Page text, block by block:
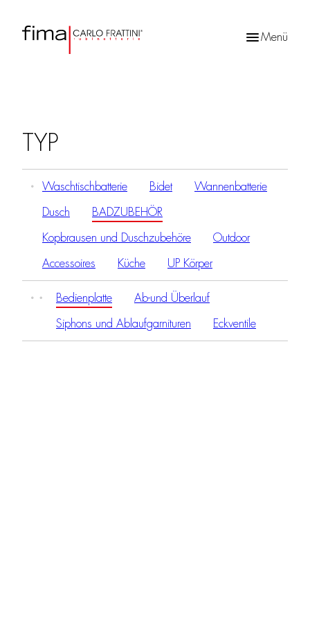
Menü
TYP
Waschtischbatterie Bidet Wannenbatterie
Dusch BADZUBEHÖR
Kopbrausen und Duschzubehöre Outdoor
Accessoires Küche UP Körper
Bedienplatte Ab-und Überlauf
Siphons und Ablaufgarnituren Eckventile